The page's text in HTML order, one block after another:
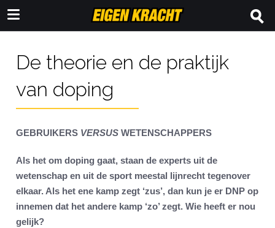
De theorie en de praktijk
van doping
GEBRUIKERS VERSUS WETENSCHAPPERS
Als het om doping gaat, staan de experts uit de
wetenschap en uit de sport meestal lijnrecht tegenover
elkaar. Als het ene kamp zegt ‘zus’, dan kun je er DNP op
innemen dat het andere kamp ‘zo’ zegt. Wie heeft er nou
gelijk?